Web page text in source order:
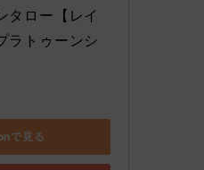
タロー【レイ
ラトゥーンシ
で見る